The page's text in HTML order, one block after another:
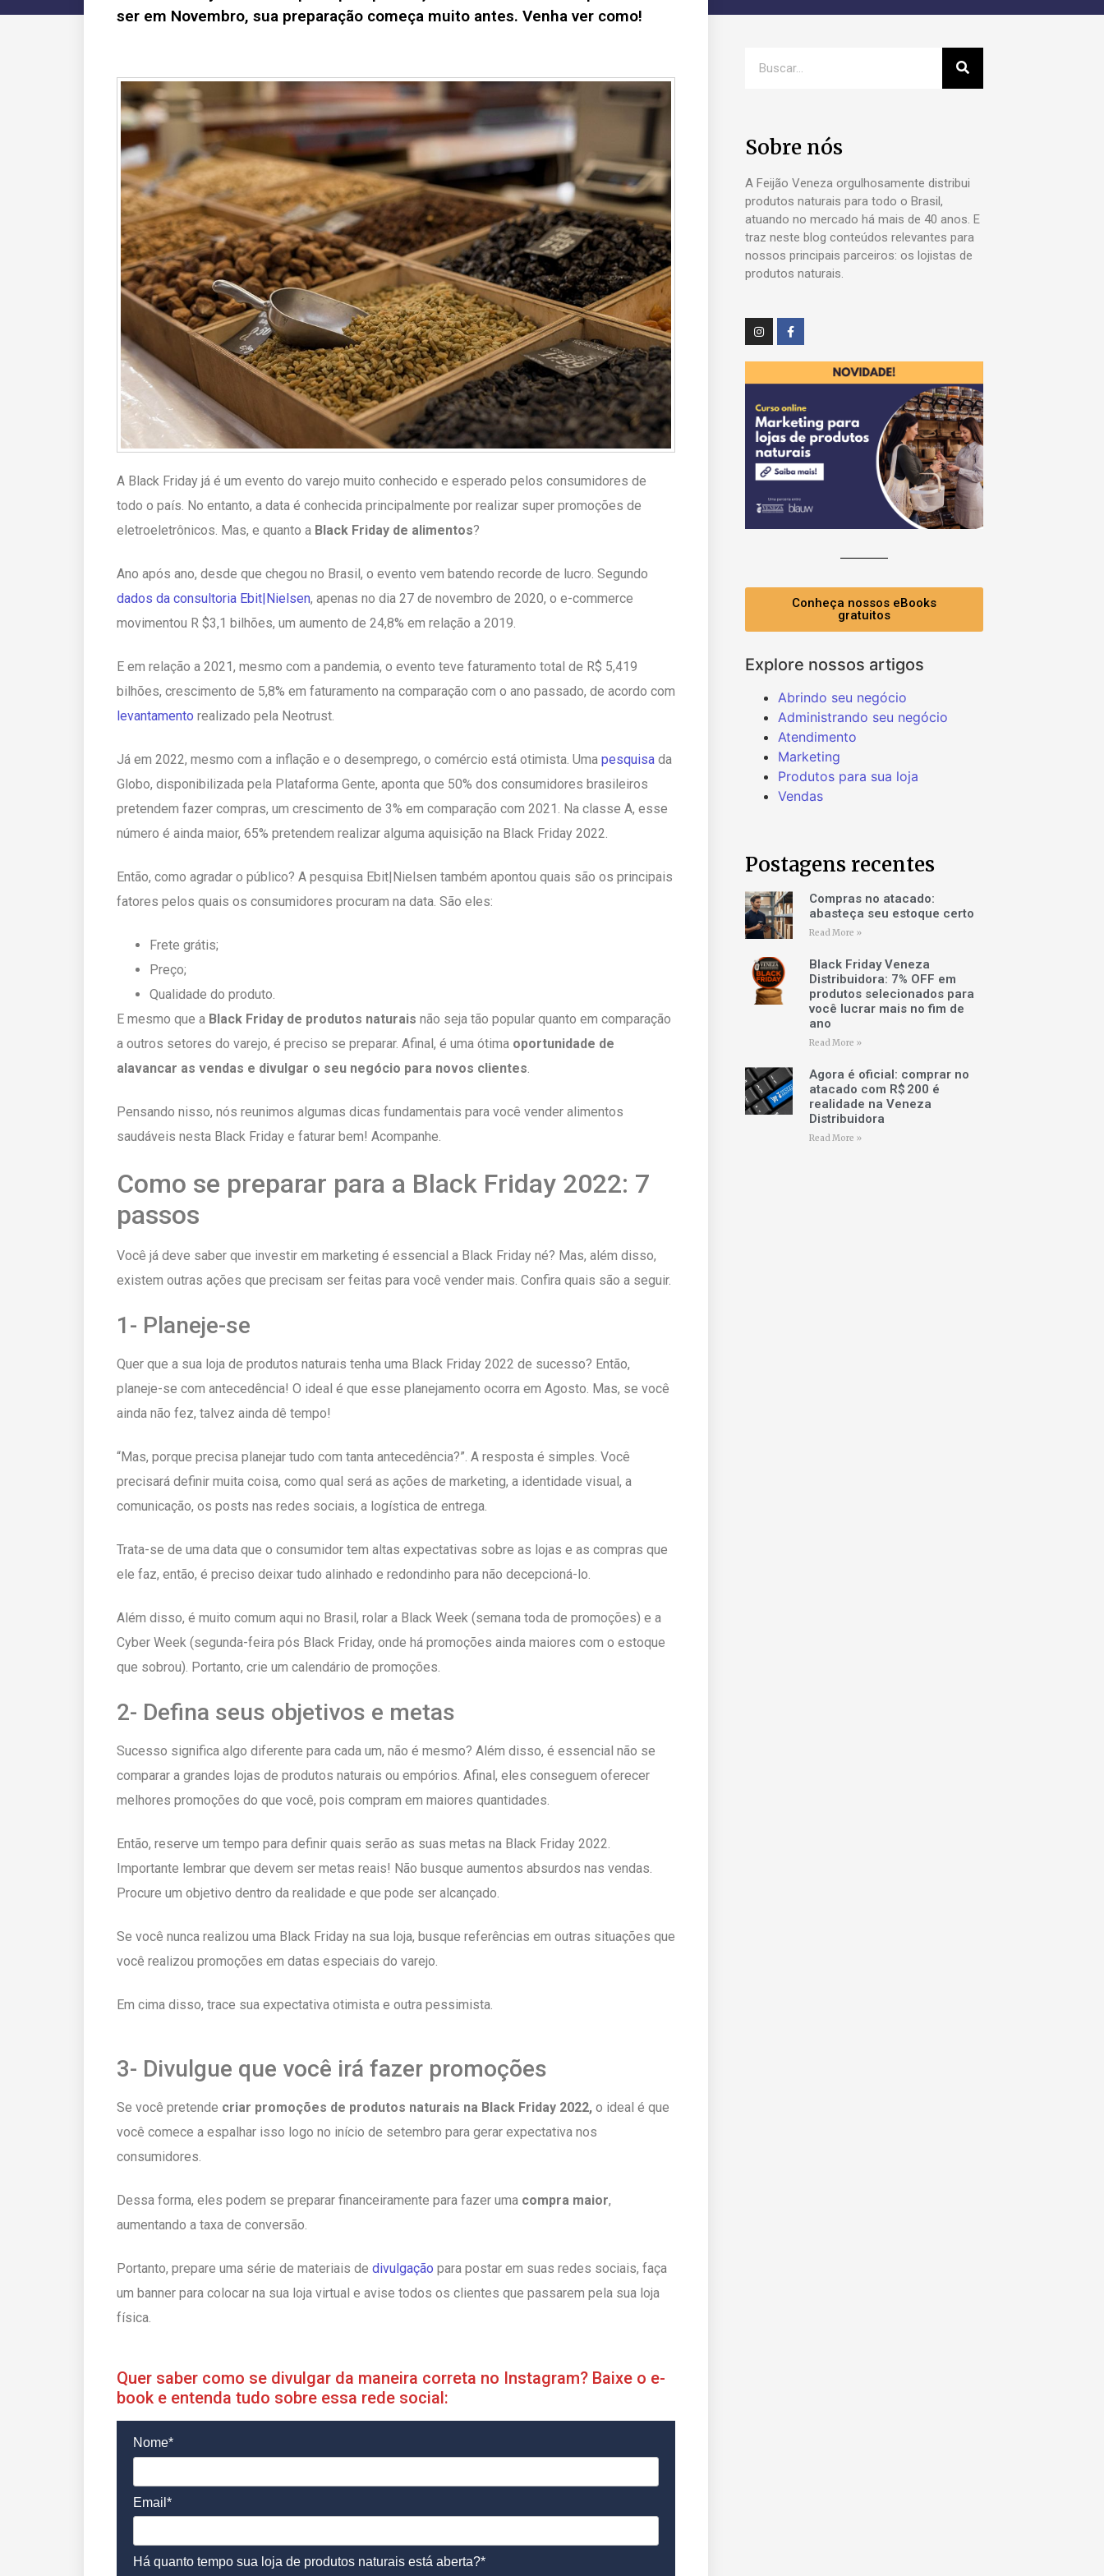
ser em Novembro, sua preparação começa muito antes. Venha ver como!
A Black Friday já é um evento do varejo muito conhecido e esperado pelos consumidores de
todo o país. No entanto, a data é conhecida principalmente por realizar super promoções de
eletroeletrônicos. Mas, e quanto a Black Friday de alimentos?
Ano após ano, desde que chegou no Brasil, o evento vem batendo recorde de lucro. Segundo
dados da consultoria Ebit|Nielsen, apenas no dia 27 de novembro de 2020, o e-commerce
movimentou R $3,1 bilhões, um aumento de 24,8% em relação a 2019.
E em relação a 2021, mesmo com a pandemia, o evento teve faturamento total de R$ 5,419
bilhões, crescimento de 5,8% em faturamento na comparação com o ano passado, de acordo com
levantamento realizado pela Neotrust.
Já em 2022, mesmo com a inflação e o desemprego, o comércio está otimista. Uma pesquisa da
Globo, disponibilizada pela Plataforma Gente, aponta que 50% dos consumidores brasileiros
pretendem fazer compras, um crescimento de 3% em comparação com 2021. Na classe A, esse
número é ainda maior, 65% pretendem realizar alguma aquisição na Black Friday 2022.
Então, como agradar o público? A pesquisa Ebit|Nielsen também apontou quais são os principais
fatores pelos quais os consumidores procuram na data. São eles:
Frete grátis;
Preço;
Qualidade do produto.
E mesmo que a Black Friday de produtos naturais não seja tão popular quanto em comparação
a outros setores do varejo, é preciso se preparar. Afinal, é uma ótima oportunidade de
alavancar as vendas e divulgar o seu negócio para novos clientes.
Pensando nisso, nós reunimos algumas dicas fundamentais para você vender alimentos
saudáveis nesta Black Friday e faturar bem! Acompanhe.
Como se preparar para a Black Friday 2022: 7
passos
Você já deve saber que investir em marketing é essencial a Black Friday né? Mas, além disso,
existem outras ações que precisam ser feitas para você vender mais. Confira quais são a seguir.
1- Planeje-se
Quer que a sua loja de produtos naturais tenha uma Black Friday 2022 de sucesso? Então,
planeje-se com antecedência! O ideal é que esse planejamento ocorra em Agosto. Mas, se você
ainda não fez, talvez ainda dê tempo!
“Mas, porque precisa planejar tudo com tanta antecedência?”. A resposta é simples. Você
precisará definir muita coisa, como qual será as ações de marketing, a identidade visual, a
comunicação, os posts nas redes sociais, a logística de entrega.
Trata-se de uma data que o consumidor tem altas expectativas sobre as lojas e as compras que
ele faz, então, é preciso deixar tudo alinhado e redondinho para não decepcioná-lo.
Além disso, é muito comum aqui no Brasil, rolar a Black Week (semana toda de promoções) e a
Cyber Week (segunda-feira pós Black Friday, onde há promoções ainda maiores com o estoque
que sobrou). Portanto, crie um calendário de promoções.
2- Defina seus objetivos e metas
Sucesso significa algo diferente para cada um, não é mesmo? Além disso, é essencial não se
comparar a grandes lojas de produtos naturais ou empórios. Afinal, eles conseguem oferecer
melhores promoções do que você, pois compram em maiores quantidades.
Então, reserve um tempo para definir quais serão as suas metas na Black Friday 2022.
Importante lembrar que devem ser metas reais! Não busque aumentos absurdos nas vendas.
Procure um objetivo dentro da realidade e que pode ser alcançado.
Se você nunca realizou uma Black Friday na sua loja, busque referências em outras situações que
você realizou promoções em datas especiais do varejo.
Em cima disso, trace sua expectativa otimista e outra pessimista.
3- Divulgue que você irá fazer promoções
Se você pretende criar promoções de produtos naturais na Black Friday 2022, o ideal é que
você comece a espalhar isso logo no início de setembro para gerar expectativa nos
consumidores.
Dessa forma, eles podem se preparar financeiramente para fazer uma compra maior,
aumentando a taxa de conversão.
Portanto, prepare uma série de materiais de divulgação para postar em suas redes sociais, faça
um banner para colocar na sua loja virtual e avise todos os clientes que passarem pela sua loja
física.
Quer saber como se divulgar da maneira correta no Instagram? Baixe o e-
book e entenda tudo sobre essa rede social:
Nome*
Email*
Há quanto tempo sua loja de produtos naturais está aberta?*
Sobre nós
A Feijão Veneza orgulhosamente distribui
produtos naturais para todo o Brasil,
atuando no mercado há mais de 40 anos. E
traz neste blog conteúdos relevantes para
nossos principais parceiros: os lojistas de
produtos naturais.
Conheça nossos eBooks
gratuitos
Explore nossos artigos
Abrindo seu negócio
Administrando seu negócio
Atendimento
Marketing
Produtos para sua loja
Vendas
Postagens recentes
Compras no atacado:
abasteça seu estoque certo
Read More »
Black Friday Veneza
Distribuidora: 7% OFF em
produtos selecionados para
você lucrar mais no fim de
ano
Read More »
Agora é oficial: comprar no
atacado com R$ 200 é
realidade na Veneza
Distribuidora
Read More »